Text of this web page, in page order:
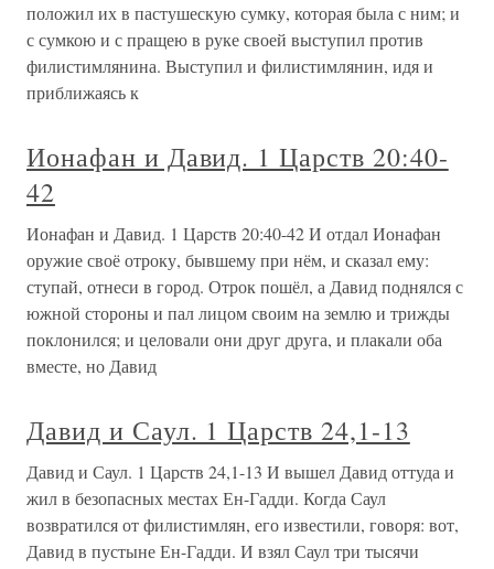
положил их в пастушескую сумку, которая была с ним; и
с сумкою и с пращею в руке своей выступил против
филистимлянина. Выступил и филистимлянин, идя и
приближаясь к
Ионафан и Давид. 1 Царств 20:40-
42
Ионафан и Давид. 1 Царств 20:40-42 И отдал Ионафан
оружие своё отроку, бывшему при нём, и сказал ему:
ступай, отнеси в город. Отрок пошёл, а Давид поднялся с
южной стороны и пал лицом своим на землю и трижды
поклонился; и целовали они друг друга, и плакали оба
вместе, но Давид
Давид и Саул. 1 Царств 24,1-13
Давид и Саул. 1 Царств 24,1-13 И вышел Давид оттуда и
жил в безопасных местах Ен-Гадди. Когда Саул
возвратился от филистимлян, его известили, говоря: вот,
Давид в пустыне Ен-Гадди. И взял Саул три тысячи